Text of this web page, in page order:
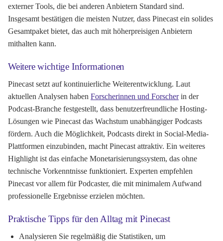
externer Tools, die bei anderen Anbietern Standard sind.
Insgesamt bestätigen die meisten Nutzer, dass Pinecast ein solides
Gesamtpaket bietet, das auch mit höherpreisigen Anbietern
mithalten kann.
Weitere wichtige Informationen
Pinecast setzt auf kontinuierliche Weiterentwicklung. Laut
aktuellen Analysen haben Forscherinnen und Forscherin der
Podcast-Branche festgestellt, dass benutzerfreundliche Hosting-
Lösungen wie Pinecast das Wachstum unabhängiger Podcasts
fördern. Auch die Möglichkeit, Podcasts direkt in Social-Media-
Plattformen einzubinden, macht Pinecast attraktiv. Ein weiteres
Highlight ist das einfache Monetarisierungssystem, das ohne
technische Vorkenntnisse funktioniert. Experten empfehlen
Pinecast vor allem für Podcaster, die mit minimalem Aufwand
professionelle Ergebnisse erzielen möchten.
Praktische Tipps für den Alltag mit Pinecast
Analysieren Sie regelmäßig die Statistiken, um